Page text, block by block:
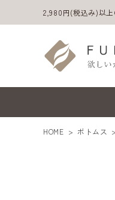
2,980円(税込み)以上
HOME ボトムス